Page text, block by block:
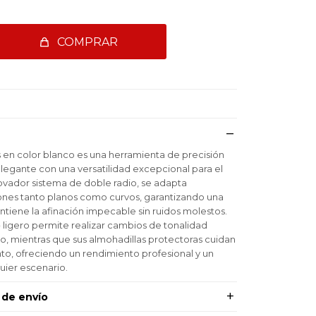
COMPRAR
en color blanco es una herramienta de precisión
con una versatilidad excepcional para el
sistema de doble radio, se adapta
tanto planos como curvos, garantizando una
la afinación impecable sin ruidos molestos.
ligero permite realizar cambios de tonalidad
mientras que sus almohadillas protectoras cuidan
ofreciendo un rendimiento profesional y un
escenario.
envío